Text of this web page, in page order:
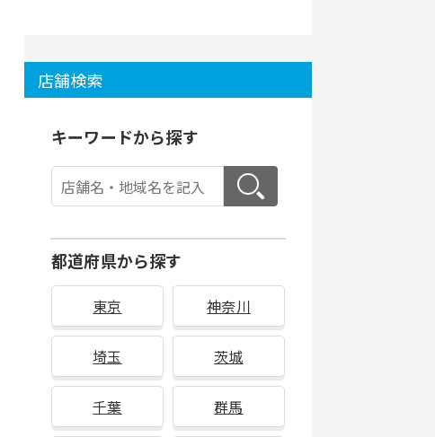
店舗検索
キーワードから探す
都道府県から探す
東京 神奈川
埼玉 茨城
千葉 群馬